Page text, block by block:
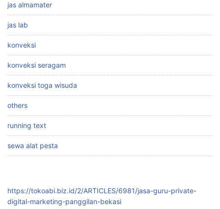
jas almamater
jas lab
konveksi
konveksi seragam
konveksi toga wisuda
others
running text
sewa alat pesta
https://tokoabi.biz.id/2/ARTICLES/6981/jasa-guru-private-
digital-marketing-panggilan-bekasi